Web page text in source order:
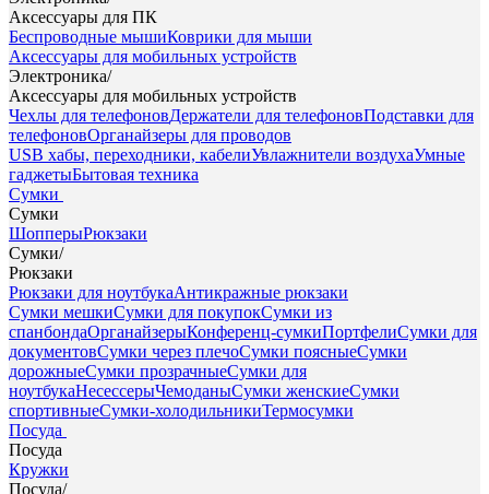
Аксессуары для ПК
Беспроводные мышиКоврики для мыши
Аксессуары для мобильных устройств
Электроника/
Аксессуары для мобильных устройств
Чехлы для телефоновДержатели для телефоновПодставки для
телефоновОрганайзеры для проводов
USB хабы, переходники, кабелиУвлажнители воздухаУмные
гаджетыБытовая техника
Сумки
Сумки
ШопперыРюкзаки
Сумки/
Рюкзаки
Рюкзаки для ноутбукаАнтикражные рюкзаки
Сумки мешкиСумки для покупокСумки из
спанбондаОрганайзерыКонференц-сумкиПортфелиСумки для
документовСумки через плечоСумки поясныеСумки
дорожныеСумки прозрачныеСумки для
ноутбукаНесессерыЧемоданыСумки женскиеСумки
спортивныеСумки-холодильникиТермосумки
Посуда
Посуда
Кружки
Посуда/